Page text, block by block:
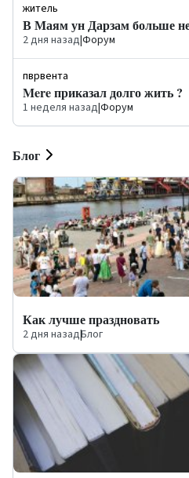
житель
В Маям ун Дарзам больше
2 дня назад|Форум
пврвента
Mere приказал долго жить ?
1 неделя назад|Форум
Блог
Как лучше праздновать
2 дня назад|Блог